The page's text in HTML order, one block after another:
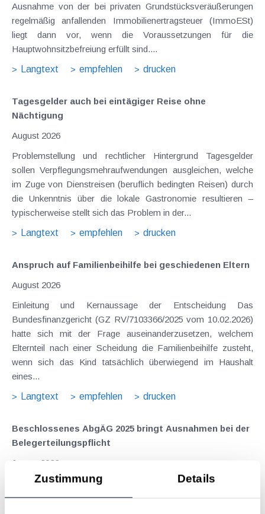
Zustimmung Details
Ausnahme von der bei privaten Grundstücksveräußerungen
regelmäßig anfallenden Immobilienertragsteuer (ImmoESt)
liegt dann vor, wenn die Voraussetzungen für die
Hauptwohnsitzbefreiung erfüllt sind....
Langtext
empfehlen drucken
Tagesgelder auch bei eintägiger Reise ohne
Nächtigung
August 2026
Problemstellung und rechtlicher Hintergrund Tagesgelder
sollen Verpflegungsmehraufwendungen ausgleichen, welche
im Zuge von Dienstreisen (beruflich bedingten Reisen) durch
die Unkenntnis über die lokale Gastronomie resultieren –
typischerweise stellt sich das Problem in der...
Langtext
empfehlen drucken
Anspruch auf Familienbeihilfe bei geschiedenen Eltern
August 2026
Einleitung und Kernaussage der Entscheidung Das
Bundesfinanzgericht (GZ RV/7103366/2025 vom 10.02.2026)
hatte sich mit der Frage auseinanderzusetzen, welchem
Elternteil nach einer Scheidung die Familienbeihilfe zusteht,
wenn sich das Kind tatsächlich überwiegend im Haushalt
eines...
Langtext
empfehlen drucken
Beschlossenes AbgÄG 2025 bringt Ausnahmen bei der
Belegerteilungspflicht
Januar 2026
Kurz vor Weihnachten 2025 ist das Abgabenänderungsgesetz
2025 (AbgÄG 2025) im Bundesgesetzblatt veröffentlicht